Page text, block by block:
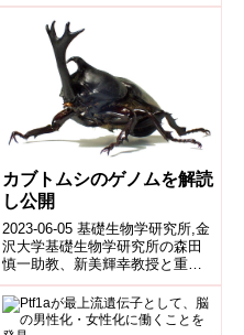
転写制御研究チームのセオ・...
カブトムシのゲノムを解読
し公開
2023-06-05 基礎生物学研究所,金
沢大学基礎生物学研究所の森田
慎一助教、新美輝幸教授と重信
秀治教授を中心として、金沢大
学やモンタナ大学などが参加し
た国際...